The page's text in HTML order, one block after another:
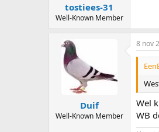
tostiees-31
Well-Known Member
Duif
Well-Known Member
8 nov
Wel
WB